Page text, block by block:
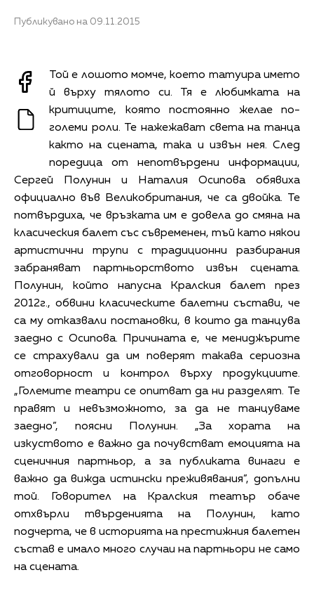
Публикувано на 09.11.2015
Той е лошото момче, което татуира името
й върху тялото си. Тя е любимката на
критиците, която постоянно желае по-
големи роли. Те нажежават света на танца
както на сцената, така и извън нея. След
поредица от непотвърдени информации,
Сергей Полунин и Наталия Осипова обявиха
официално във Великобритания, че са двойка. Те
потвърдиха, че връзката им е довела до смяна на
класическия балет със съвременен, тъй като някои
артистични трупи с традиционни разбирания
забраняват партньорството извън сцената.
Полунин, който напусна Кралския балет през
2012г., обвини класическите балетни състави, че
са му отказвали постановки, в които да танцува
заедно с Осипова. Причината е, че мениджърите
се страхували да им поверят такава сериозна
отговорност и контрол върху продукциите.
„Големите театри се опитват да ни разделят. Те
правят и невъзможното, за да не танцуваме
заедно”, поясни Полунин. „За хората на
изкуството е важно да почувстват емоцията на
сценичния партньор, а за публиката винаги е
важно да вижда истински преживявания”, допълни
той. Говорител на Кралския театър обаче
отхвърли твърденията на Полунин, като
подчерта, че в историята на престижния балетен
състав е имало много случаи на партньори не само
на сцената.